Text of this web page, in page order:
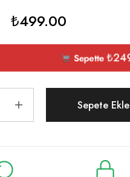
₺499.00
Sepette₺
Sepete Ekle